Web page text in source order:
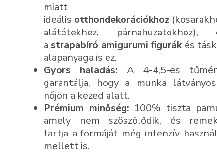
miatt
ideális otthondekorációkhoz
alátétekhez, párnahuzatokhoz),
a strapabíró amigurumi figurákés
alapanyaga is ez.
Gyors haladás: A 4-4,5-es
garantálja, hogy a munka
nőjön a kezed alatt.
Prémium minőség: 100% tiszta
amely nem szöszölődik, és
tartja a formáját még intenzív
mellett is.